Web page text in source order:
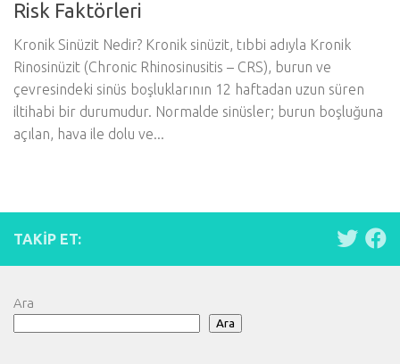
Risk Faktörleri
Kronik Sinüzit Nedir? Kronik sinüzit, tıbbi adıyla Kronik
Rinosinüzit (Chronic Rhinosinusitis – CRS), burun ve
çevresindeki sinüs boşluklarının 12 haftadan uzun süren
iltihabi bir durumudur. Normalde sinüsler; burun boşluğuna
açılan, hava ile dolu ve...
TAKIP ET:
Ara
Ara